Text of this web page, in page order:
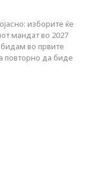
изборите ќе
мандат во 2027
во првите
повторно да биде